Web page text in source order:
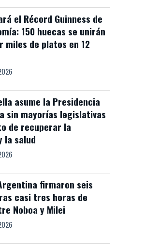
el Récord Guinness de
150 huecas se unirán
miles de platos en 12
asume la Presidencia
sin mayorías legislativas
de recuperar la
la salud
firmaron seis
casi tres horas de
Noboa y Milei